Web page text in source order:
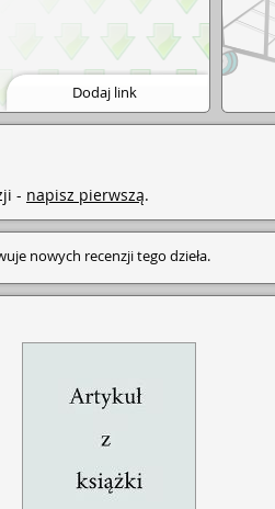
Dodaj link
- napisz pierwszą.
nowych recenzji tego dzieła.